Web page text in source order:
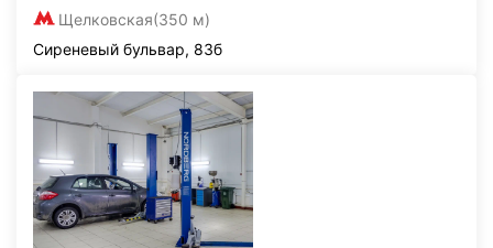
Щелковская(350 м)
Сиреневый бульвар, 83б